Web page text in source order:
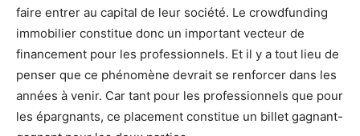
faire entrer au capital de leur société. Le crowdfunding
immobilier constitue donc un important vecteur de
financement pour les professionnels. Et il y a tout lieu de
penser que ce phénomène devrait se renforcer dans les
années à venir. Car tant pour les professionnels que pour
les épargnants, ce placement constitue un billet gagnant-